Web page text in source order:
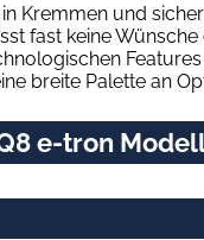
Kremmen und
fast keine Wünsche
breite Palette an
e-tron